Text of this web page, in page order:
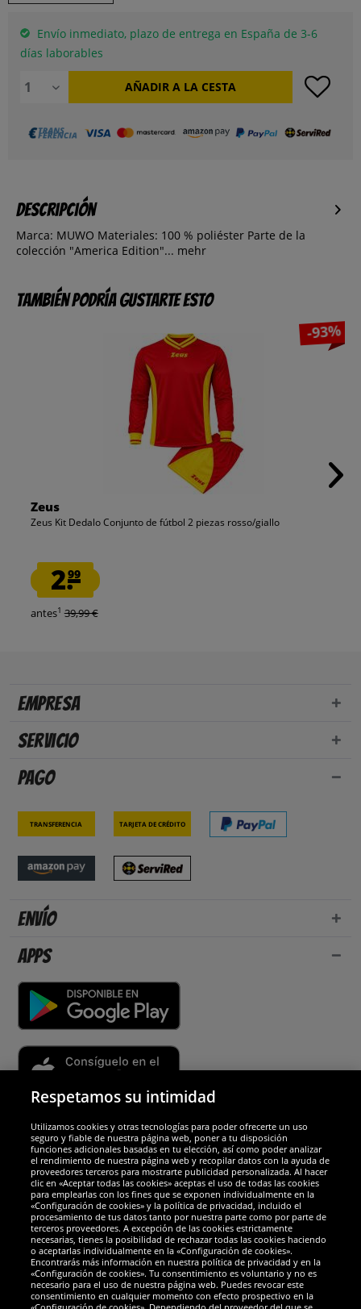
Envío inmediato, plazo de entrega en España de 3-6
días laborables
AÑADIR A LA CESTA
Descripción
Marca: MUWO Materiales: 100 % poliéster Parte de la
colección "America Edition"... mehr
También podría gustarte esto
-93%
Zeus
Zeus Kit Dedalo Conjunto de fútbol 2 piezas rosso/giallo
2.99
antes1 39,99 €
Empresa
Servicio
Pago
Transferencia Tarjeta de crédito
Envío
Apps
Socios y seguridad
Galardones
Respetamos su intimidad
Utilizamos cookies y otras tecnologías para poder ofrecerte un uso
seguro y fiable de nuestra página web, poner a tu disposición
funciones adicionales basadas en tu elección, así como poder analizar
el rendimiento de nuestra página web y recopilar datos con la ayuda de
proveedores terceros para mostrarte publicidad personalizada. Al hacer
clic en «Aceptar todas las cookies» aceptas el uso de todas las cookies
para emplearlas con los fines que se exponen individualmente en la
«Configuración de cookies» y la política de privacidad, incluido el
procesamiento de tus datos tanto por nuestra parte como por parte de
terceros proveedores. A excepción de las cookies estrictamente
necesarias, tienes la posibilidad de rechazar todas las cookies haciendo
o aceptarlas individualmente en la «Configuración de cookies».
Encontrarás más información en nuestra política de privacidad y en la
«Configuración de cookies». Tu consentimiento es voluntario y no es
necesario para el uso de nuestra página web. Puedes revocar este
consentimiento en cualquier momento con efecto prospectivo en la